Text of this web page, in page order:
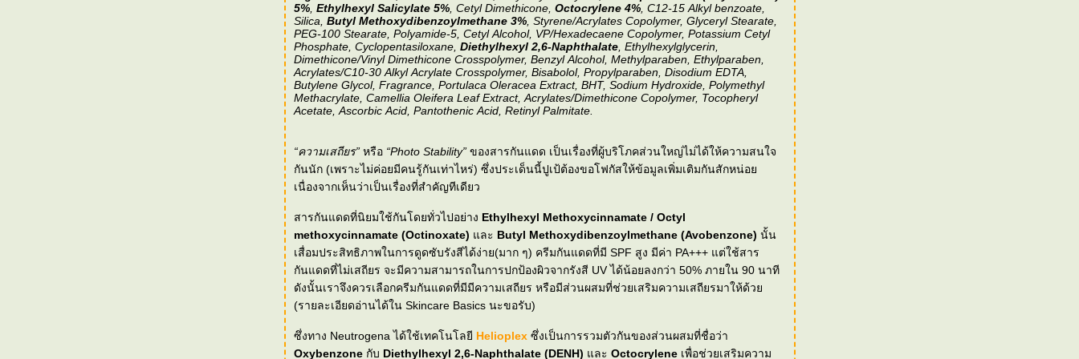
5% Ethylhexyl Salicylate 5% , Cetyl Dimethicone, Octocrylene 4% , C12-15 Alkyl benzoate,
Silica, Butyl Methoxydibenzoylmethane 3% , Styrene/Acrylates Copolymer, Glyceryl Stearate,
PEG-100 Stearate, Polyamide-5, Cetyl Alcohol, VP/Hexadecaene Copolymer, Potassium Cetyl
Phosphate, Cyclopentasiloxane, Diethylhexyl 2,6-Naphthalate , Ethylhexylglycerin,
Dimethicone/Vinyl Dimethicone Crosspolymer, Benzyl Alcohol, Methylparaben, Ethylparaben,
Acrylates/C10-30 Alkyl Acrylate Crosspolymer, Bisabolol, Propylparaben, Disodium EDTA,
Butylene Glycol, Fragrance, Portulaca Oleracea Extract, BHT, Sodium Hydroxide, Polymethyl
Methacrylate, Camellia Oleifera Leaf Extract, Acrylates/Dimethicone Copolymer, Tocopheryl
Acetate, Ascorbic Acid, Pantothenic Acid, Retinyl Palmitate.
“ความเสถียร” หรือ “Photo Stability” ของสารกันแดด เป็นเรื่องที่ผู้บริโภคส่วนใหญ่ไม่ได้ให้ความสนใจ
กันนัก (เพราะไม่ค่อยมีคนรู้กันเท่าไหร่) ซึ่งประเด็นนี้ปูเป้ต้องขอโฟกัสให้ข้อมูลเพิ่มเติมกันสักหน่อ
เนื่องจากเห็นว่าเป็นเรื่องที่สำคัญทีเดียว
สารกันแดดที่นิยมใช้กันโดยทั่วไปอย่าง Ethylhexyl Methoxycinnamate / Octyl
methoxycinnamate (Octinoxate) ละ Butyl Methoxydibenzoylmethane (Avobenzone) นั้น
เสื่อมประสิทธิภาพในการดูดซับรังสีได้ง่าย(มาก ๆ) ครีมกันแดดที่มี SPF สูง มีค่า PA+++ แต่ใช้สาร
กันแดดที่ไม่เสถียร จะมีความสามารถในการปกป้องผิวจากรังสี UV ได้น้อยลงกว่า 50% ภายใน 90 นาที
ดังนั้นเราจึงควรเลือกครีมกันแดดที่มีมีความเสถียร หรือมีส่วนผสมที่ช่วยเสริมความเสถียรมาให้ด้ว
(รายละเอียดอ่านได้ใน Skincare Basics นะขอรับ)
ซึ่งทาง Neutrogena ได้ใช้เทคโนโลยี Helioplex ซึ่งเป็นการรวมตัวกันของส่วนผสมที่ชื่อว่า
Oxybenzone กับ Diethylhexyl 2,6-Naphthalate (DENH) ละ Octocrylene เพื่อช่วยเสริมความ